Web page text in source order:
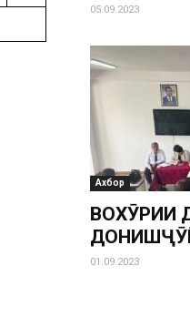
05.09.2023
Ахбор
ВОХӮРИИ
01.09.2023